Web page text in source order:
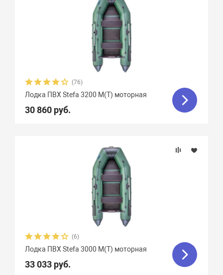
(76)
Лодка ПВХ Stefa 3200 М(Т) моторная
30 860 руб.
(6)
Лодка ПВХ Stefa 3000 М(Т) моторная
33 033 руб.